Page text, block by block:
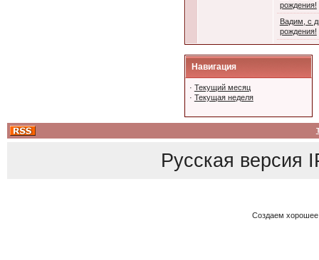
рождения!
Вадим, с
рождения!
Навигация
· Текущий месяц
· Текущая неделя
Русская версия
Создаем